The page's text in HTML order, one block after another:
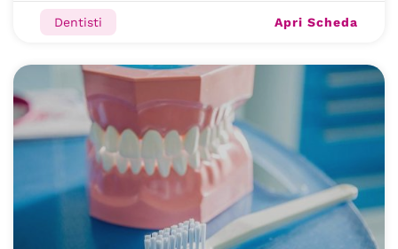
Dentisti Apri Scheda